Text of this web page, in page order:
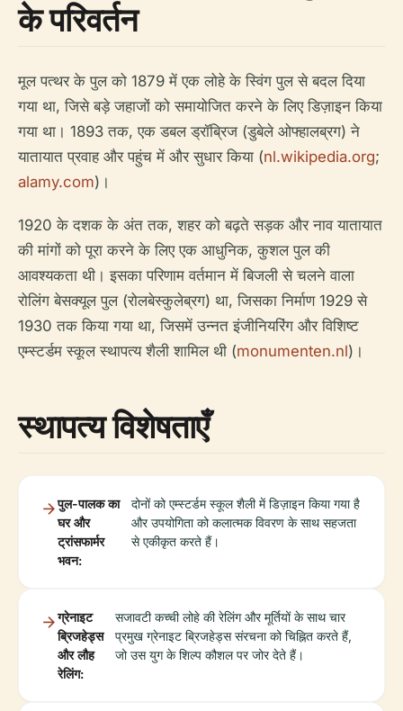
के परिवर्तन
मूल पत्थर के पुल को 1879 में एक लोहे के स्विंग पुल से बदल दिया
गया था, जिसे बड़े जहाजों को समायोजित करने के लिए डिज़ाइन किया
गया था। 1893 तक, एक डबल ड्रॉब्रिज (डुबेले ओफ्हालब्रग) ने
यातायात प्रवाह और पहुंच में और सुधार किया (nl.wikipedia.org;
alamy.com)।
1920 के दशक के अंत तक, शहर को बढ़ते सड़क और नाव यातायात
की मांगों को पूरा करने के लिए एक आधुनिक, कुशल पुल की
आवश्यकता थी। इसका परिणाम वर्तमान में बिजली से चलने वाला
रोलिंग बेसक्यूल पुल (रोलबेस्कुलेब्रग) था, जिसका निर्माण 1929 से
1930 तक किया गया था, जिसमें उन्नत इंजीनियरिंग और विशिष्ट
एम्स्टर्डम स्कूल स्थापत्य शैली शामिल थी (monumenten.nl)।
स्थापत्य विशेषताएँ
पुल-पालक का
घर और
ट्रांसफार्मर
भवन:
दोनों को एम्स्टर्डम स्कूल शैली में डिज़ाइन किया गया है
और उपयोगिता को कलात्मक विवरण के साथ सहजता
से एकीकृत करते हैं।
ग्रेनाइट
ब्रिजहेड्स
और लौह
रेलिंग:
सजावटी कच्ची लोहे की रेलिंग और मूर्तियों के साथ चार
प्रमुख ग्रेनाइट ब्रिजहेड्स संरचना को चिह्नित करते हैं,
जो उस युग के शिल्प कौशल पर जोर देते हैं।